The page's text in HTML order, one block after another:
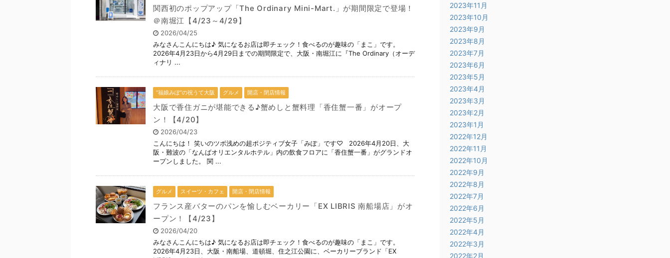
関西初のポップアップ「The Ordinary Mini-Mart.」が期間限定で登場！
＠南堀江【4/23～4/29】
2026/04/25
みなさんこんにちは♪ 気になるお店は即チェック！食べるのが趣味の「まこ」です。
2026年4月23日から4月29日までの期間限定で、大阪・南堀江に『The Ordinary（オーデ
ィナリ ...
“福娘みぽ”の祝うて大阪 グルメ 開店・閉店情報
大阪で香住ガニが堪能できる♪蟹めしと蟹料理「香住蟹一番」がオープ
ン！【4/20】
2026/04/23
こんにちは！ 笑いのツボ浅めの超ポジティブ女子「みぽ」です♡ 2026年4月20日、大
阪・難波の「なんばオリエンタルホテル」内の飲食フロアに「香住蟹一番」がグランドオ
ープンしました。 関 ...
グルメ スイーツ・カフェ 開店・閉店情報
フランス産バターのパンを愉しむベーカリー「EX LIBRIS 南船場店」がオ
ープン！【4/23】
2026/04/20
みなさんこんにちは♪ 気になるお店は即チェック！食べるのが趣味の「まこ」です。
2026年4月23日、大阪・南船場、道頓堀、住之江公園に、ベーカリーブランド「EX
2023年11月
2023年10月
2023年9月
2023年8月
2023年7月
2023年6月
2023年5月
2023年4月
2023年3月
2023年2月
2023年1月
2022年12月
2022年11月
2022年10月
2022年9月
2022年8月
2022年7月
2022年6月
2022年5月
2022年4月
2022年3月
2022年2月